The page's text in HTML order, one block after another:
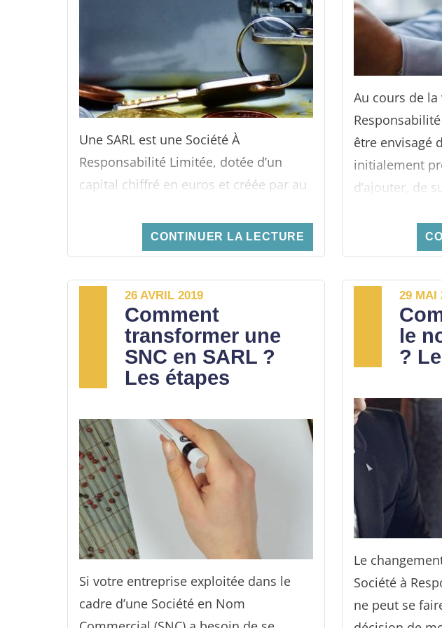
. On fait alors
face à une minorité de blocage. Celle-ci
se présente comme une solution pour
éviter une telle situation. De quoi s’agit-
il exactement ? Comment ce dispositif
fonctionne-t-il ? Éléments de réponse !
Une SARL est une Société À
Responsabilité Limitée, dotée d’un
capital chiffré en euros et créée par au
plus, jusqu’à 100 selon la loi. Chacun
apporte une part différente ou égale au
sociales, selon ses moyens et
l’investissement souhaité, que ce soit
par des apports en numéraire, des
apports en nature. Cependant le capital
n’est pas figé et il peut être modifié
formalités de modification des statuts.
CONTINUER LA LECTURE
Au cours de la
être envisagé
initialement
d’ajouter, de
ce titre, il
formalités
statutaire des
au Centre de
Entreprises,
26 AVRIL 2019
Comment
transformer une
SNC en SARL ?
Les étapes
Si votre entreprise exploitée dans le
cadre d’une Société en Nom
29 MAI
le
?
Le
Société à
ne peut se